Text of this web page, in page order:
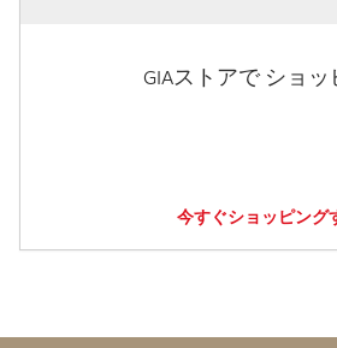
GIAストアで ショ
今すぐショッピング